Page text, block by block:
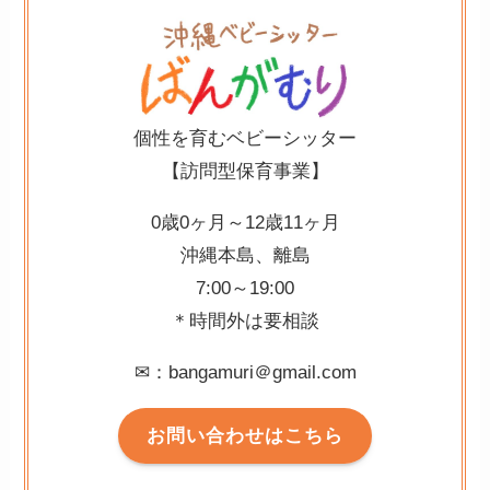
個性を育むベビーシッター
【訪問型保育事業】
0歳0ヶ月～12歳11ヶ月⁡
沖縄本島、離島⁡
7:00～19:00⁡
＊時間外は要相談
✉：bangamuri＠gmail.com
お問い合わせはこちら